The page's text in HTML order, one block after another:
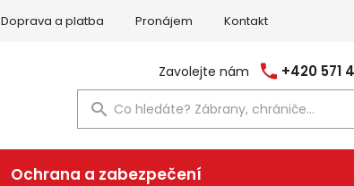
Doprava a platba Pronájem Kontakt
Zavolejte nám +420 571
Ochrana a zabezpečení